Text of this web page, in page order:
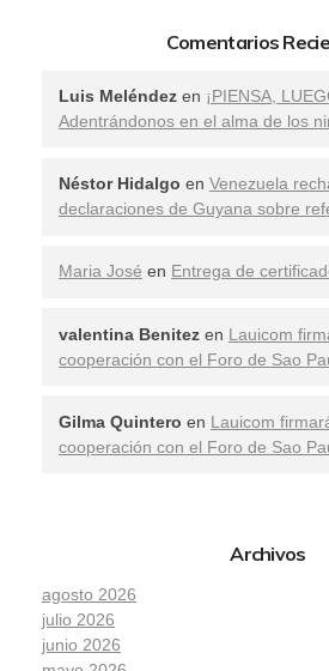
Comentarios
Luis Meléndez en ¡PIENSA,
Adentrándonos en el alma de los
Néstor Hidalgo en Venezuela
declaraciones de Guyana sobre
Maria José en Entrega de
valentina Benitez en Lauicom
cooperación con el Foro de Sao
Gilma Quintero en Lauicom
cooperación con el Foro de Sao
Archivos
agosto 2026
julio 2026
junio 2026